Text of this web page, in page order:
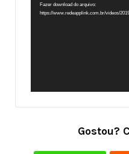
vídeo
Fazer download do arquivo:
https://www.redeapplink.com.br/videos/
Gostou?